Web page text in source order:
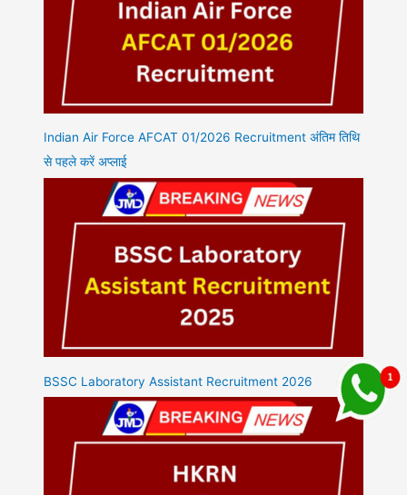
Indian Air Force AFCAT 01/2026 Recruitment अंतिम तिथि
से पहले करें अप्लाई
BSSC Laboratory Assistant Recruitment 2026